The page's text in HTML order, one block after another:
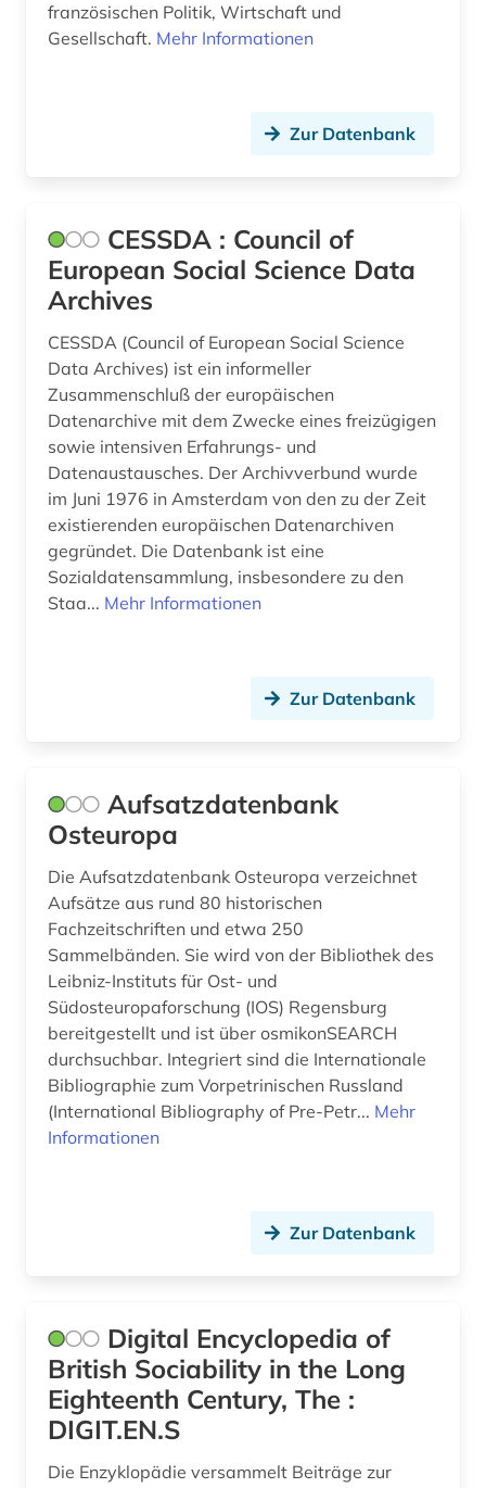
französischen Politik, Wirtschaft und
Gesellschaft. Mehr Informationen
Zur Datenbank
CESSDA : Council of
European Social Science Data
Archives
CESSDA (Council of European Social Science
Data Archives) ist ein informeller
Zusammenschluß der europäischen
Datenarchive mit dem Zwecke eines freizügigen
sowie intensiven Erfahrungs- und
Datenaustausches. Der Archivverbund wurde
im Juni 1976 in Amsterdam von den zu der Zeit
existierenden europäischen Datenarchiven
gegründet. Die Datenbank ist eine
Sozialdatensammlung, insbesondere zu den
Staa... Mehr Informationen
Zur Datenbank
Aufsatzdatenbank
Osteuropa
Die Aufsatzdatenbank Osteuropa verzeichnet
Aufsätze aus rund 80 historischen
Fachzeitschriften und etwa 250
Sammelbänden. Sie wird von der Bibliothek des
Leibniz-Instituts für Ost- und
Südosteuropaforschung (IOS) Regensburg
bereitgestellt und ist über osmikonSEARCH
durchsuchbar. Integriert sind die Internationale
Bibliographie zum Vorpetrinischen Russland
(International Bibliography of Pre-Petr... Mehr
Informationen
Zur Datenbank
Digital Encyclopedia of
British Sociability in the Long
Eighteenth Century, The :
DIGIT.EN.S
Die Enzyklopädie versammelt Beiträge zur